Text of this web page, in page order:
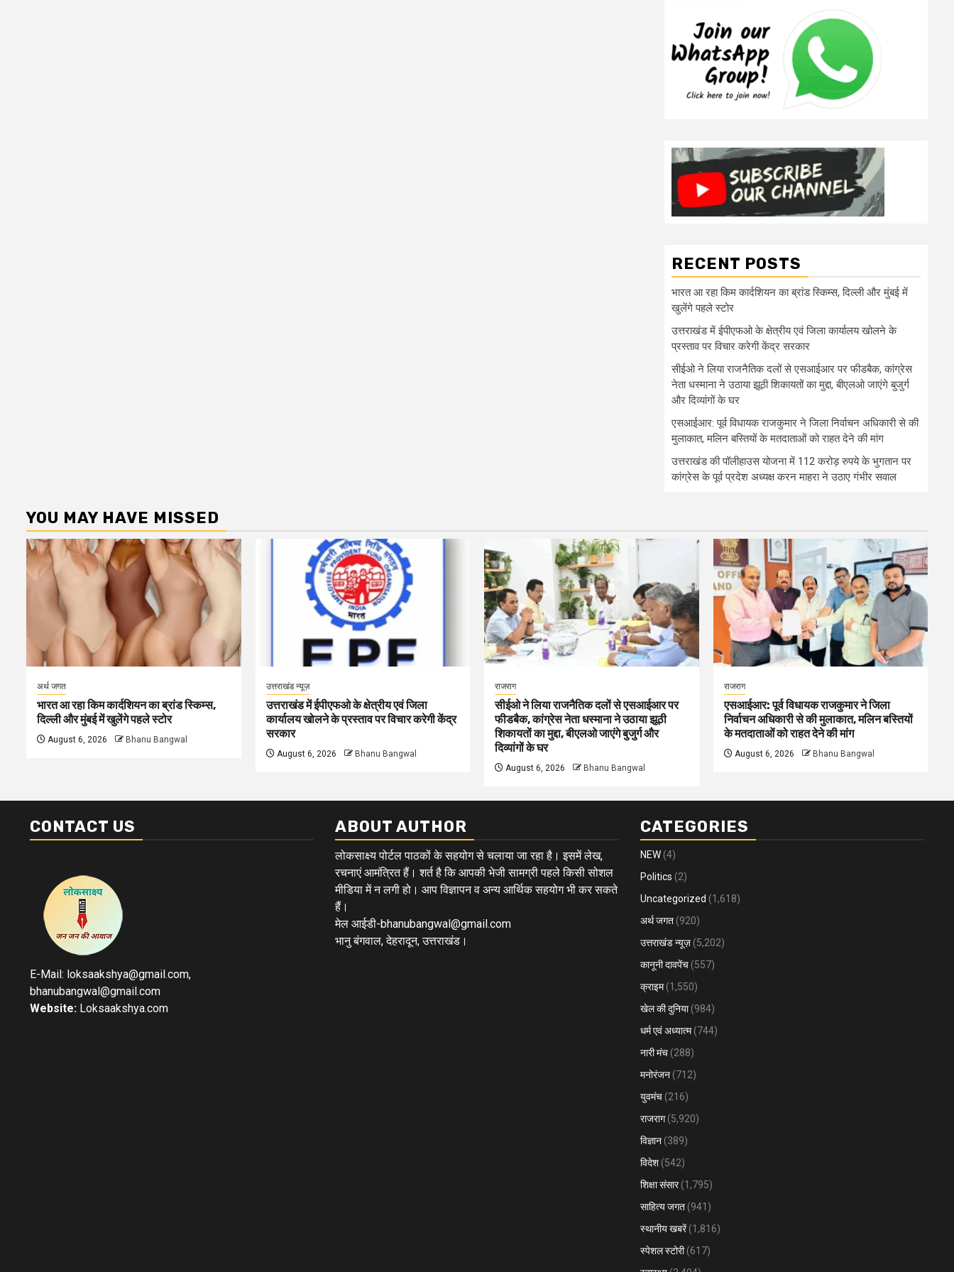
RECENT POSTS
भारत आ रहा किम कार्दशियन का ब्रांड स्किम्स, दिल्ली और मुंबई में
खुलेंगे पहले स्टोर
उत्तराखंड में ईपीएफओ के क्षेत्रीय एवं जिला कार्यालय खोलने के
प्रस्ताव पर विचार करेगी केंद्र सरकार
सीईओ ने लिया राजनैतिक दलों से एसआईआर पर फीडबैक, कांग्रेस
नेता धस्माना ने उठाया झूठी शिकायतों का मुद्दा, बीएलओ जाएंगे बुजुर्ग
और दिव्यांगों के घर
एसआईआर: पूर्व विधायक राजकुमार ने जिला निर्वाचन अधिकारी से की
मुलाकात, मलिन बस्तियों के मतदाताओं को राहत देने की मांग
उत्तराखंड की पॉलीहाउस योजना में 112 करोड़ रुपये के भुगतान पर
कांग्रेस के पूर्व प्रदेश अध्यक्ष करन माहरा ने उठाए गंभीर सवाल
YOU MAY HAVE MISSED
अर्थ जगत
भारत आ रहा किम कार्दशियन का ब्रांड स्किम्स,
दिल्ली और मुंबई में खुलेंगे पहले स्टोर
August 6, 2026 Bhanu Bangwal
उत्तराखंड न्यूज़
उत्तराखंड में ईपीएफओ के क्षेत्रीय एवं जिला
कार्यालय खोलने के प्रस्ताव पर विचार करेगी केंद्र
सरकार
August 6, 2026 Bhanu Bangwal
राजराग
सीईओ ने लिया राजनैतिक दलों से एसआईआर पर
फीडबैक, कांग्रेस नेता धस्माना ने उठाया झूठी
शिकायतों का मुद्दा, बीएलओ जाएंगे बुजुर्ग और
दिव्यांगों के घर
August 6, 2026 Bhanu Bangwal
राजराग
एसआईआर: पूर्व विधायक राजकुमार ने जिला
निर्वाचन अधिकारी से की मुलाकात, मलिन बस्तियों
के मतदाताओं को राहत देने की मांग
August 6, 2026 Bhanu Bangwal
CONTACT US
E-Mail: loksaakshya@gmail.com,
bhanubangwal@gmail.com
Website: Loksaakshya.com
ABOUT AUTHOR
लोकसाक्ष्य पोर्टल पाठकों के सहयोग से चलाया जा रहा है। इसमें लेख,
रचनाएं आमंत्रित हैं। शर्त है कि आपकी भेजी सामग्री पहले किसी सोशल
मीडिया में न लगी हो। आप विज्ञापन व अन्य आर्थिक सहयोग भी कर सकते
हैं।
मेल आईडी-bhanubangwal@gmail.com
भानु बंगवाल, देहरादून, उत्तराखंड।
CATEGORIES
NEW (4)
Politics (2)
Uncategorized (1,618)
अर्थ जगत (920)
उत्तराखंड न्यूज़ (5,202)
कानूनी दावपेंच (557)
क्राइम(1,550)
खेल की दुनिया(984)
धर्म एवं अध्यात्म(744)
नारी मंच (288)
मनोरंजन (712)
युवमंच (216)
राजराग(5,920)
विज्ञान (389)
विदेश (542)
शिक्षा संसार(1,795)
साहित्य जगत (941)
स्थानीय खबरें(1,816)
स्पेशल स्टोरी(617)